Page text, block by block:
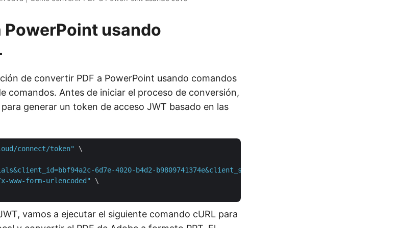
PowerPoint usando
de convertir PDF a PowerPoint usando comandos
comandos. Antes de iniciar el proceso de conversión,
generar un token de acceso JWT basado en las
connect/token"
\
6d7e-4020-b4d2-
form-urlencoded"
\
vamos a ejecutar el siguiente comando cURL para